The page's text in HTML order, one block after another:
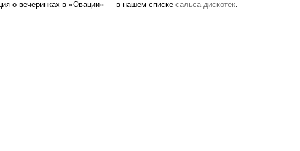
о вечеринках в «Овации» — в нашем списке сальса-дискотек.